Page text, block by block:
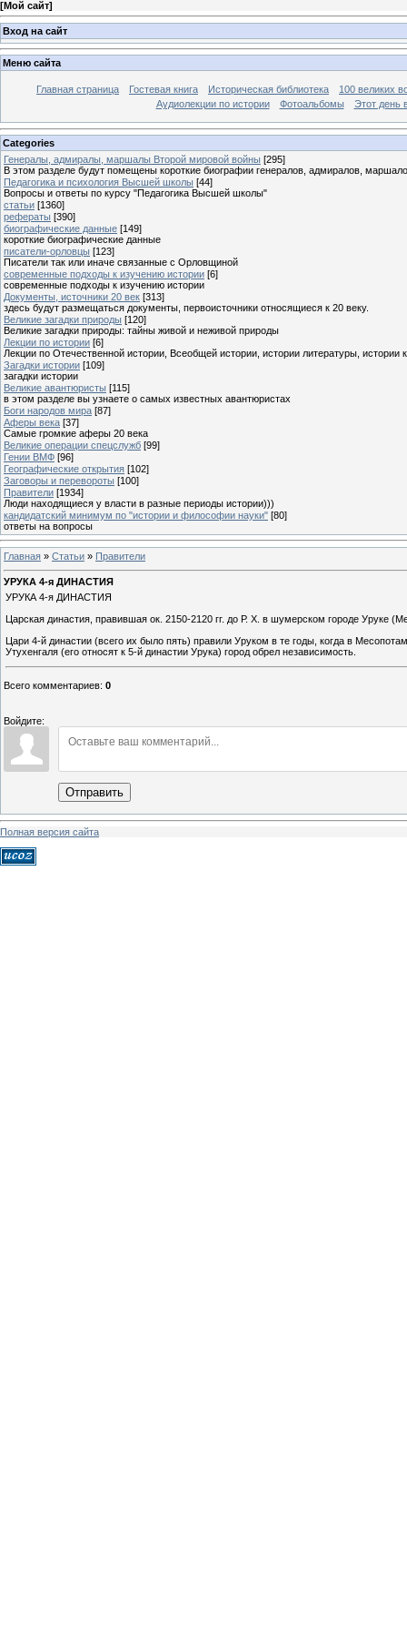
[Мой сайт]
Вход на сайт
Меню сайта
Главная страница Гостевая книга Историческая библиотека
100 великих
Аудиолекции по истории
Фотоальбомы Этот день
Categories
Генералы, адмиралы, маршалы Второй мировой войны [295]
В этом разделе будут помещены короткие биографии генералов, адмиралов,
Педагогика и психология Высшей школы [44]
Вопросы и ответы по курсу "Педагогика Высшей школы"
статьи [1360]
рефераты [390]
биографические данные [149]
короткие биографические данные
писатели-орловцы [123]
Писатели так или иначе связанные с Орловщиной
современные подходы к изучению истории [6]
современные подходы к изучению истории
Документы, источники 20 век [313]
здесь будут размещаться документы, первоисточники относящиеся к 20 веку.
Великие загадки природы [120]
Великие загадки природы: тайны живой и неживой природы
Лекции по истории [6]
Лекции по Отечественной истории, Всеобщей истории, истории литературы, истории
Загадки истории [109]
загадки истории
Великие авантюристы [115]
в этом разделе вы узнаете о самых известных авантюристах
Боги народов мира [87]
Аферы века [37]
Самые громкие аферы 20 века
Великие операции спецслужб [99]
Гении ВМФ [96]
Географические открытия [102]
Заговоры и перевороты [100]
Правители [1934]
Люди находящиеся у власти в разные периоды истории)))
кандидатский минимум по "истории и философии науки" [80]
ответы на вопросы
Главная » Статьи » Правители
УРУКА 4-я ДИНАСТИЯ
УРУКА 4-я ДИНАСТИЯ
Царская династия, правившая ок. 2150-2120 гг. до Р. Х. в шумерском городе Уруке
Цари 4-й династии (всего их было пять) правили Уруком в те годы, когда в
Утухенгаля (его относят к 5-й династии Урука) город обрел независимость.
Всего комментариев: 0
Войдите:
Отправить
Полная версия сайта